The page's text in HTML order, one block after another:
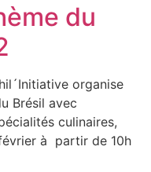
du
organise
Brésil avec
culinaires,
à partir de 10h